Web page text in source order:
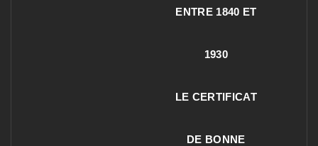
ENTRE 1840 ET
1930
LE CERTIFICAT
DE BONNE